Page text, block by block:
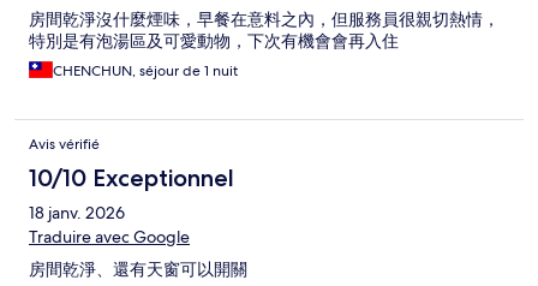
房間乾淨沒什麼煙味，早餐在意料之內，但服務員很親切熱情，
特別是有泡湯區及可愛動物，下次有機會會再入住
CHENCHUN, séjour de 1 nuit
Avis vérifié
10/10 Exceptionnel
18 janv. 2026
Traduire avec Google
房間乾淨、還有天窗可以開關